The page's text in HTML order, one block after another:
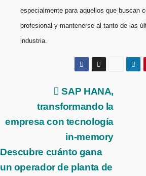
especialmente para aquellos que buscan
profesional y mantenerse al tanto de las
industria.
Navegación
de
SAP HANA,
transformando la
empresa con tecnología
in-memory
Descubre cuánto gana
un operador de planta de